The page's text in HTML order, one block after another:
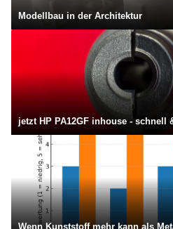
Modellbau in der Architektur
jetzt HP PA12GF inhouse - schnell
Wenn Kunststoff mehr kann als